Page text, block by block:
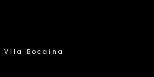
Vila Bocaina